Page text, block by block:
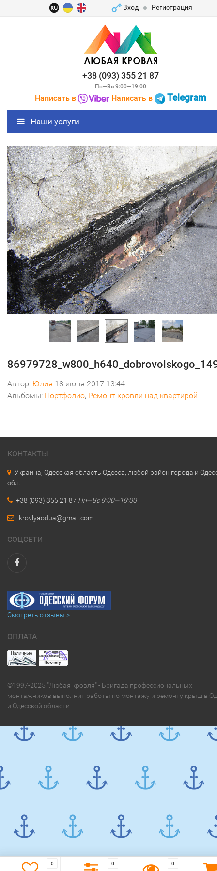
Вход Регистрация
+38 (093) 355 21 87
Пн—Вс 9:00—19:00
Написать в Написать в Telegram
Наши услуги
Автор: Юлия 18 июня 2017 13:44
Альбомы: Портфолио, Ремонт кровли над квартирой
КОНТАКТЫ
Украина, Одесская область Одесса, любой район города и
обл.
+38 (093) 355 21 87 Пн—Вс 9:00—19:00
krovlyaodua@gmail.com
СОЦСЕТИ
Смотреть отзывы >
ОПЛАТА
©1997-2025 "Любая кровля" - Бригада профессиональных
монтажников выполнит работы по монтажу и ремонту крыш в
и Одесской области
0 0 0